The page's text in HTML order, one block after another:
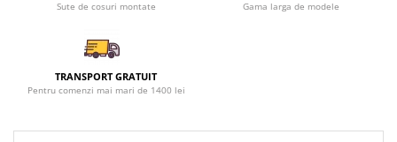
Sute de cosuri montate Gama larga de modele
TRANSPORT GRATUIT
Pentru comenzi mai mari de 1400 lei